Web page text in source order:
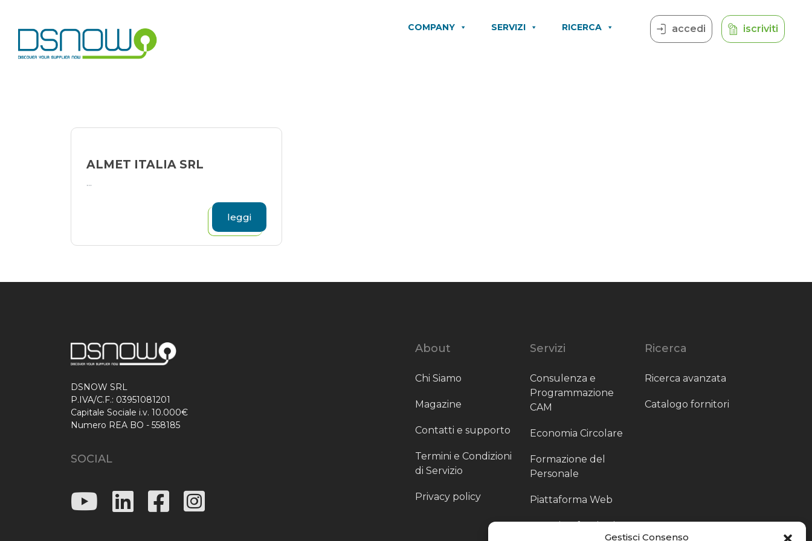
Gestisci Consenso
content
COMPANY SERVIZI RICERCA accedi iscriviti
ALMET ITALIA SRL
...
leggi
DSNOW SRL
P.IVA/C.F.: 03951081201
Capitale Sociale i.v. 10.000€
Numero REA BO - 558185
SOCIAL
About
Chi Siamo
Magazine
Contatti e supporto
Termini e Condizioni
di Servizio
Privacy policy
Servizi
Consulenza e
Programmazione
CAM
Economia Circolare
Formazione del
Personale
Piattaforma Web
Scouting fornitori
Ricerca
Ricerca avanzata
Catalogo fornitori